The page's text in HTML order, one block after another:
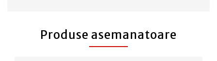
Produse asemanatoare